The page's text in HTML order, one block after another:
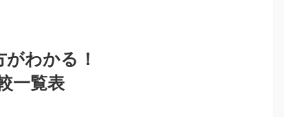
わかる！
一覧表